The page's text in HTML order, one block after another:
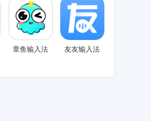
章鱼输入法 友友输入法